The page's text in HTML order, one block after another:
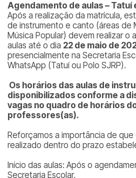
Agendamento de aulas – Tatuí
Após a realização da matrícula,
de instrumento e canto (áreas de
Música Popular) devem realizar o
aulas até o dia 22 de maio de
presencialmente na Secretaria
WhatsApp (Tatuí ou Polo SJRP).
Os horários das aulas de
disponibilizados conforme a
vagas no quadro de horários
professores(as).
Reforçamos a importância de
realizado dentro do prazo
Início das aulas: Após o
Secretaria Escolar.